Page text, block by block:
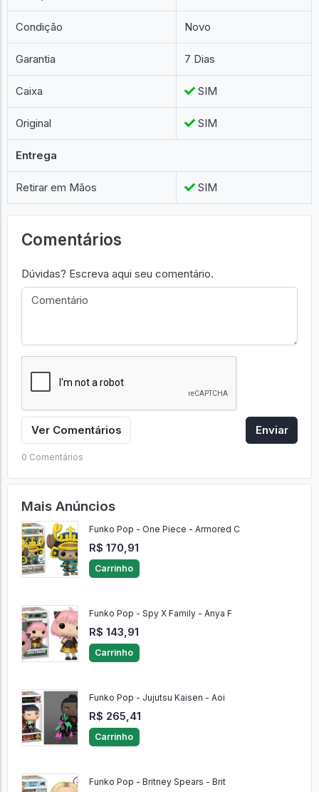
Condição Novo
Garantia 7 Dias
Caixa SIM
Original SIM
Entrega
Retirar em Mãos SIM
Comentários
Dúvidas? Escreva aqui seu comentário.
Ver Comentários Enviar
0 Comentários
Mais Anúncios
Funko Pop - One Piece - Armored C
R$ 170,91
Carrinho
Funko Pop - Spy X Family - Anya F
R$ 143,91
Carrinho
Funko Pop - Jujutsu Kaisen - Aoi
R$ 265,41
Carrinho
Funko Pop - Britney Spears - Brit